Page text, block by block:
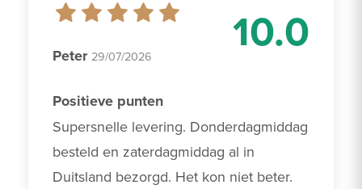
10.0
Peter 29/07/2026
Positieve punten
Supersnelle levering. Donderdagmiddag
besteld en zaterdagmiddag al in
Duitsland bezorgd. Het kon niet beter.